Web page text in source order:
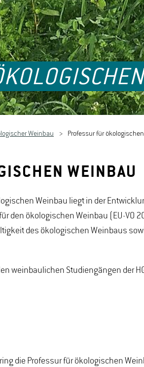
Weinbau Professur für
WEINBAU
Weinbau liegt in der
den ökologischen Weinbau (EU-VO
des ökologischen Weinbaus
weinbaulichen Studiengängen der
die Professur für ökologischen